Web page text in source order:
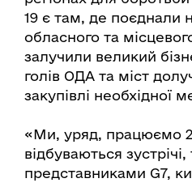
19 є там, де поєднали
обласного та
залучили великий
голів ОДА та міст
закупівлі необхідної
«Ми, уряд, працюємо
відбуваються зустрічі,
представниками G7,